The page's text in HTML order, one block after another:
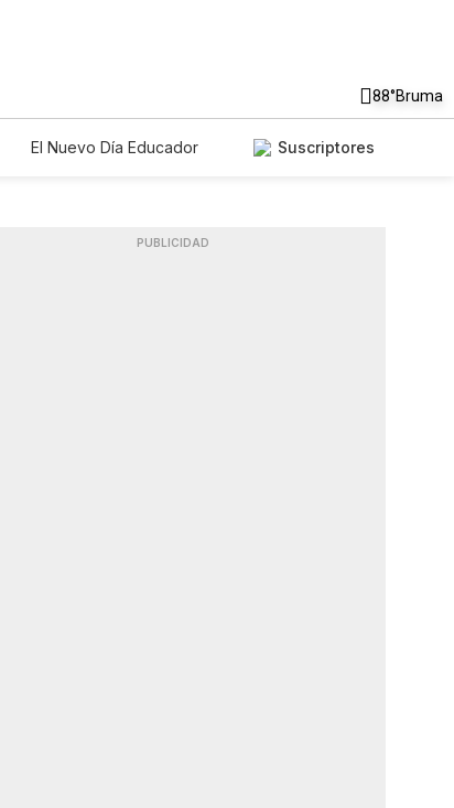
88°Bruma
El Nuevo Día Educador
Suscriptores
PUBLICIDAD